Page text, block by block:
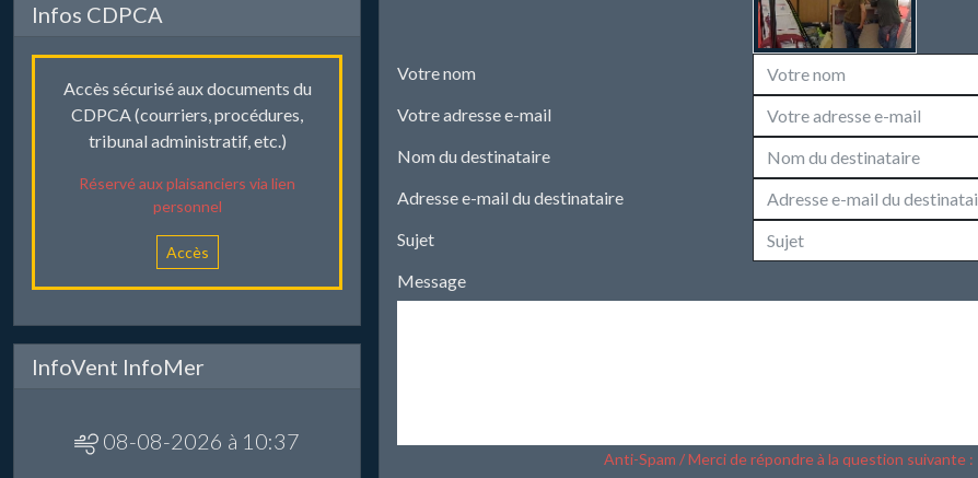
Infos CDPCA
Accès sécurisé aux documents du
CDPCA (courriers, procédures,
tribunal administratif, etc.)
Réservé aux plaisanciers via lien
personnel
Accès
InfoVent InfoMer
08-08-2026 à 10:37
Votre nom
Votre adresse e-mail
Nom du destinataire
Adresse e-mail du destinataire
Sujet
Message
Anti-Spam / Merci de répondre à la question suivante :